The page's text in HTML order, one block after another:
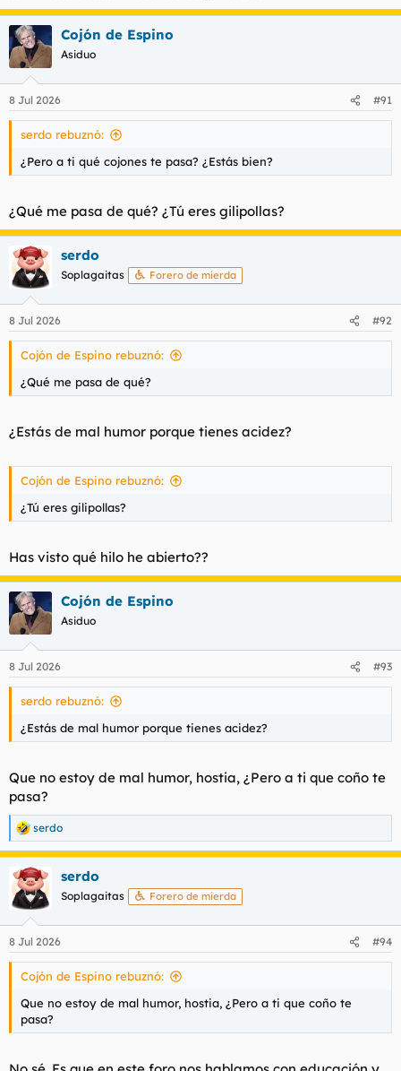
Cojón de Espino
Asiduo
8 Jul 2026 #91
serdo rebuznó:
¿Pero a ti qué cojones te pasa? ¿Estás bien?
¿Qué me pasa de qué? ¿Tú eres gilipollas?
serdo
Soplagaitas Forero de mierda
8 Jul 2026 #92
Cojón de Espino rebuznó:
¿Qué me pasa de qué?
¿Estás de mal humor porque tienes acidez?
Cojón de Espino rebuznó:
¿Tú eres gilipollas?
Has visto qué hilo he abierto??
Cojón de Espino
Asiduo
8 Jul 2026 #93
serdo rebuznó:
¿Estás de mal humor porque tienes acidez?
Que no estoy de mal humor, hostia, ¿Pero a ti que coño te
pasa?
R
e
a
c
c
i
e
s
serdo
serdo
Soplagaitas Forero de mierda
8 Jul 2026 #94
Cojón de Espino rebuznó:
Que no estoy de mal humor, hostia, ¿Pero a ti que coño te
pasa?